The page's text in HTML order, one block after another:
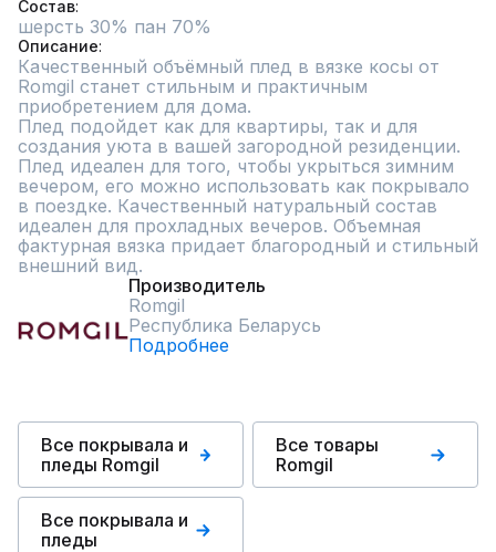
Состав
шерсть 30% пан 70%
Описание
Качественный объёмный плед в вязке косы от
Romgil станет стильным и практичным
приобретением для дома.
Плед подойдет как для квартиры, так и для
создания уюта в вашей загородной резиденции.
Плед идеален для того, чтобы укрыться зимним
вечером, его можно использовать как покрывало
в поездке. Качественный натуральный состав
идеален для прохладных вечеров. Объемная
фактурная вязка придает благородный и стильный
внешний вид.
Производитель
Romgil
Республика Беларусь
Подробнее
Все покрывала и
пледы Romgil
Все товары
Romgil
Все покрывала и
пледы